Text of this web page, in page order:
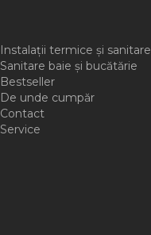
Instalații termice și sanitare
Sanitare baie și bucătărie
Bestseller
De unde cumpăr
Contact
Service